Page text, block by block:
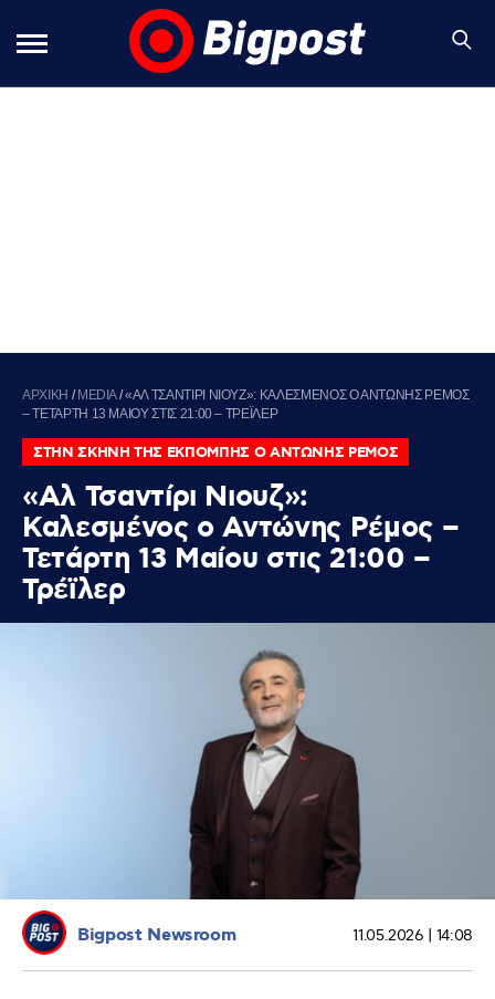
ΑΡΧΙΚΗ / MEDIA/«ΑΛ ΤΣΑΝΤΙΡΙ ΝΙΟΥΖ»: ΚΑΛΕΣΜΕΝΟΣ Ο ΑΝΤΩΝΗΣ ΡΕΜΟΣ
– ΤΕΤΑΡΤΗ 13 ΜΑΙΟΥ ΣΤΙΣ 21:00 – ΤΡΕΪΛΕΡ
ΣΤΗΝ ΣΚΗΝΗ ΤΗΣ ΕΚΠΟΜΠΗΣ Ο ΑΝΤΩΝΗΣ ΡΕΜΟΣ
«Αλ Τσαντίρι Νιουζ»:
Καλεσμένος ο Αντώνης Ρέμος –
Τετάρτη 13 Μαίου στις 21:00 –
Τρέϊλερ
Bigpost Newsroom 11.05.2026 | 14:08